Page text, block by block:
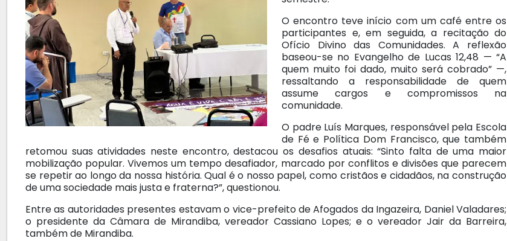
O encontro teve início com um café entre os
participantes e, em seguida, a recitação do
Ofício Divino das Comunidades. A reflexão
baseou-se no Evangelho de Lucas 12,48 — “A
quem muito foi dado, muito será cobrado” —,
ressaltando a responsabilidade de quem
assume cargos e compromissos na
comunidade.
O padre Luís Marques, responsável pela Escola
de Fé e Política Dom Francisco, que também
retomou suas atividades neste encontro, destacou os desafios atuais: “Sinto falta de uma maior
mobilização popular. Vivemos um tempo desafiador, marcado por conflitos e divisões que parecem
se repetir ao longo da nossa história. Qual é o nosso papel, como cristãos e cidadãos, na construção
de uma sociedade mais justa e fraterna?”, questionou.
Entre as autoridades presentes estavam o vice-prefeito de Afogados da Ingazeira, Daniel Valadares;
o presidente da Câmara de Mirandiba, vereador Cassiano Lopes; e o vereador Jair da Barreira,
também de Mirandiba.